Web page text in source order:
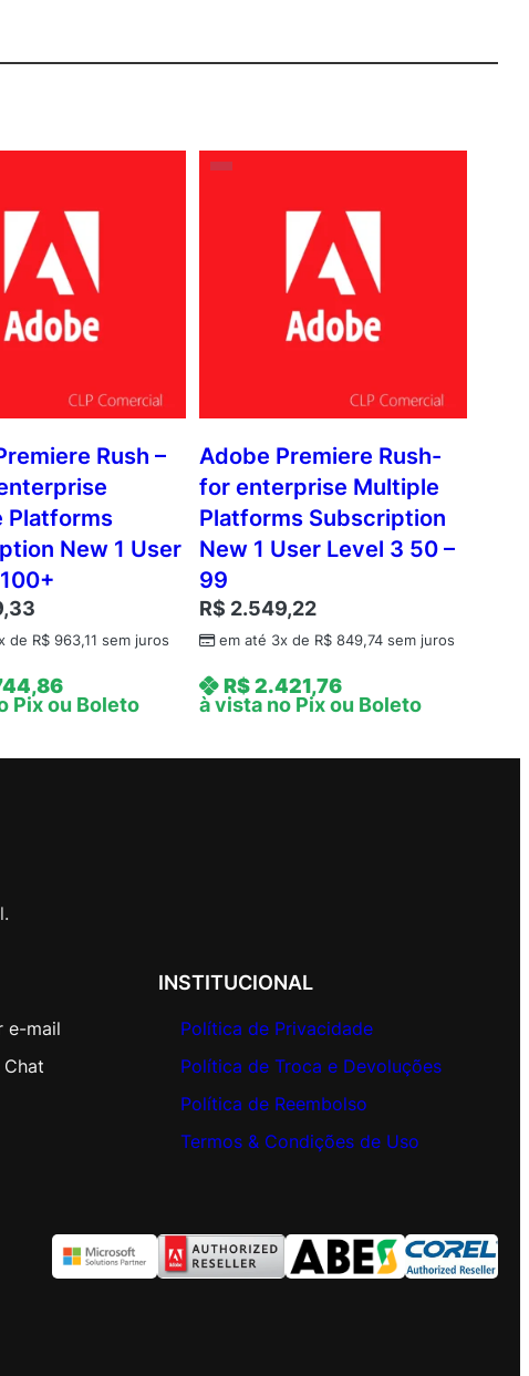
Rush –
Platforms
New 1 User
de R$ 963,11 sem juros
Pix ou Boleto
Adobe Premiere Rush-
for enterprise Multiple
Platforms Subscription
New 1 User Level 3 50 –
99
R$ 2.549,22
em até 3x de R$849,74sem juros
R$2.421,76
à vista no Pix ou Boleto
e-mail
INSTITUCIONAL
Política de Privacidade
Política de Troca e Devoluções
Política de Reembolso
Termos & Condições de Uso